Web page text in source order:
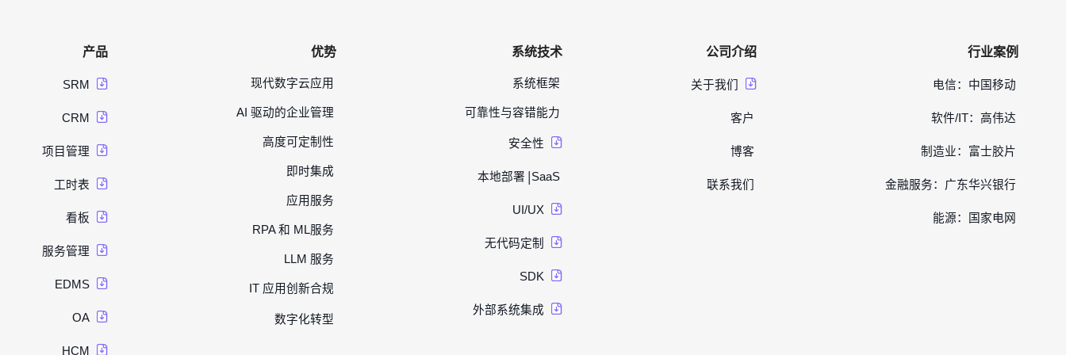
产品
SRM
CRM
项目管理
工时表
看板
服务管理
EDMS
OA
HCM
优势
现代数字云应用
AI 驱动的企业管理
高度可定制性
即时集成
应用服务
RPA 和 ML服务
LLM 服务
IT 应用创新合规
数字化转型
系统技术
系统框架
可靠性与容错能力
安全性
本地部署 |SaaS
UI/UX
无代码定制
SDK
外部系统集成
公司介绍
关于我们
客户
博客
联系我们
行业案例
电信：中国移动
软件/IT：高伟达
制造业：富士胶片
金融服务：广东华兴银行
能源：国家电网